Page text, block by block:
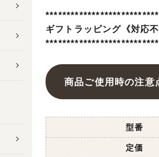
ギフトラッピング《対応不
商品ご使用時の注
型番
定価